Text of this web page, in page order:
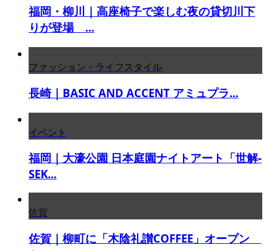
福岡・柳川｜高座椅子で楽しむ夜の貸切川下
りが登場 ...
ファッション・ライフスタイル
長崎｜BASIC AND ACCENT アミュプラ...
イベント
福岡｜大濠公園 日本庭園ナイトアート「世解-
SEK...
佐賀
佐賀｜柳町に「木陰礼讃COFFEE」オープン